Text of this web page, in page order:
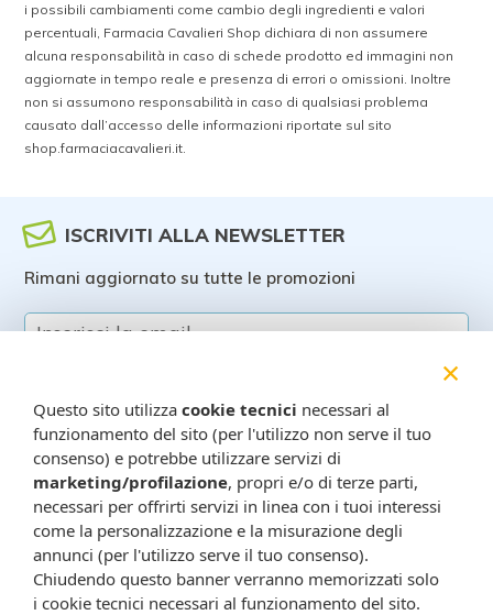
i possibili cambiamenti come cambio degli ingredienti e valori
percentuali, Farmacia Cavalieri Shop dichiara di non assumere
alcuna responsabilità in caso di schede prodotto ed immagini non
aggiornate in tempo reale e presenza di errori o omissioni. Inoltre
non si assumono responsabilità in caso di qualsiasi problema
causato dall’accesso delle informazioni riportate sul sito
shop.farmaciacavalieri.it.
ISCRIVITI ALLA NEWSLETTER
Rimani aggiornato su tutte le promozioni
Resta in contatto:(informativa sulla privacy)
Presta il consenso al trattamento dei propri dati da
parte di Farmacia Cavalieri per finalità di invio,
attraverso e-mail, SMS, MMS, fax ed altri mezzi
×
Questo sito utilizza cookie tecnici necessari al
funzionamento del sito (per l'utilizzo non serve il tuo
consenso) e potrebbe utilizzare servizi di
marketing/profilazione, propri e/o di terze parti,
necessari per offrirti servizi in linea con i tuoi interessi
come la personalizzazione e la misurazione degli
annunci (per l'utilizzo serve il tuo consenso).
Chiudendo questo banner verranno memorizzati solo
i cookie tecnici necessari al funzionamento del sito.